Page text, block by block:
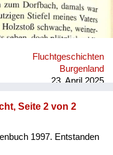
Ausbildung
und
Fluchtgeschichten
Burgenland
23. April 2025
Seite 2 von 2
1997. Entstanden